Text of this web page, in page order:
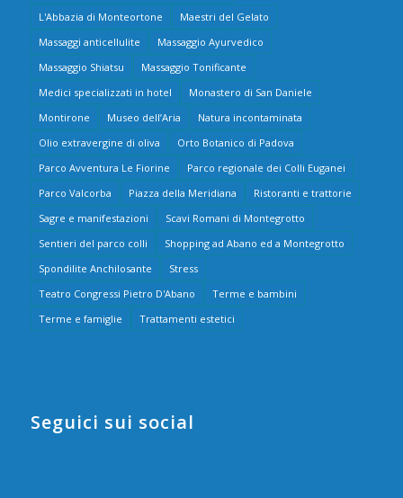
L'Abbazia di Monteortone
Maestri del Gelato
Massaggi anticellulite
Massaggio Ayurvedico
Massaggio Shiatsu
Massaggio Tonificante
Medici specializzati in hotel
Monastero di San Daniele
Montirone
Museo dell’Aria
Natura incontaminata
Olio extravergine di oliva
Orto Botanico di Padova
Parco Avventura Le Fiorine
Parco regionale dei Colli Euganei
Parco Valcorba
Piazza della Meridiana
Ristoranti e trattorie
Sagre e manifestazioni
Scavi Romani di Montegrotto
Sentieri del parco colli
Shopping ad Abano ed a Montegrotto
Spondilite Anchilosante
Stress
Teatro Congressi Pietro D'Abano
Terme e bambini
Terme e famiglie
Trattamenti estetici
Seguici sui social